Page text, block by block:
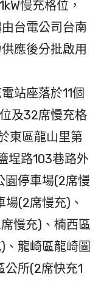
慢充格位，
台電公司台南
應後分批啟用
站座落於11個
及32席慢充格
東區龍山里第
埕路103巷路外
園停車場(2席慢
(2席慢充)、
慢充)、楠西區
龍崎區龍崎圖
所(2席快充1